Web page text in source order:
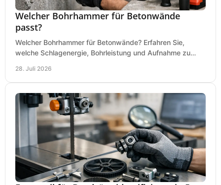
Welcher Bohrhammer für Betonwände
passt?
Welcher Bohrhammer für Betonwände? Erfahren Sie,
welche Schlagenergie, Bohrleistung und Aufnahme zu
28. Juli 2026